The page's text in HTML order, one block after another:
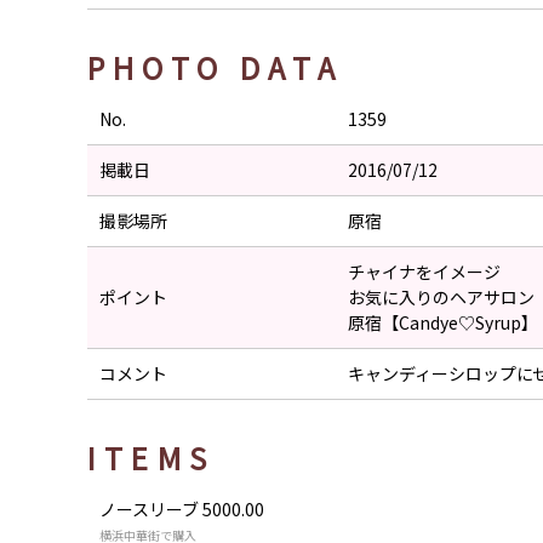
PHOTO DATA
No. 1359
掲載日 2016/07/12
撮影場所 原宿
ポイント
チャイナをイメージ
お気に入りのヘアサロン
原宿【Candye♡Syrup】
コメント キャンディーシロップ
ITEMS
ノースリーブ 5000.00
横浜中華街で購入